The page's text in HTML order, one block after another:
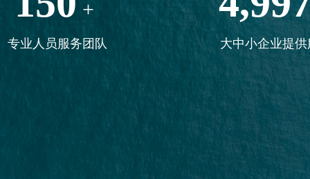
专业人员服务团队
+
大中小企业提